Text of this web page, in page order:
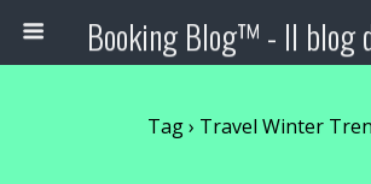
Tag › Travel Winter